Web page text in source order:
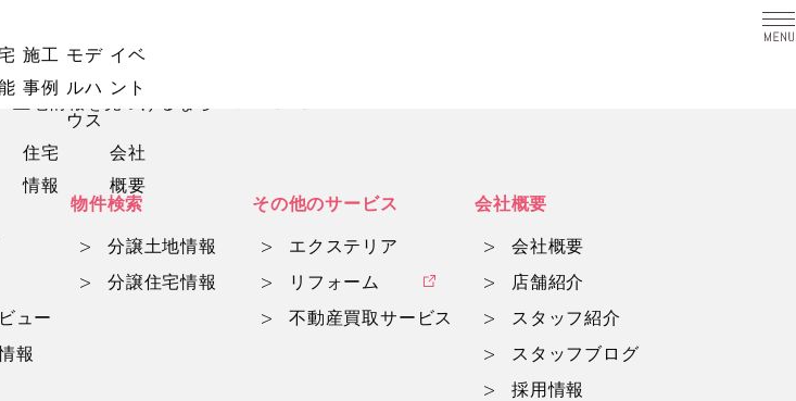
施工
事例
モデ
ルハ
ウス
イベ
ント
住宅
情報
会社
概要
土地情報を見つけるならwith mama
ュー
報
物件検索
分譲土地情報
分譲住宅情報
その他のサービス
エクステリア
リフォーム
不動産買取サービス
会社概要
会社概要
店舗紹介
スタッフ紹介
スタッフブログ
採用情報